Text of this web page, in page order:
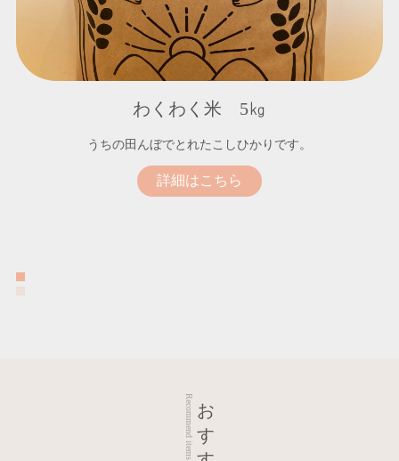
わくわく米 5㎏
うちの田んぼでとれたこしひかりです。
詳細はこちら
Recommend items